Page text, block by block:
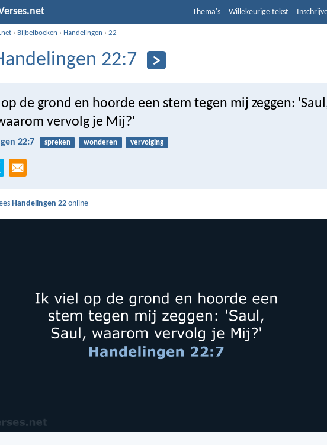
Thema's Willekeurige tekst
› Bijbelboeken › Handelingen ›22
22:7
op de grond en hoorde een stem tegen mij zeggen:
vervolg je Mij?'
22:7 spreken wonderen vervolging
Handelingen 22 online